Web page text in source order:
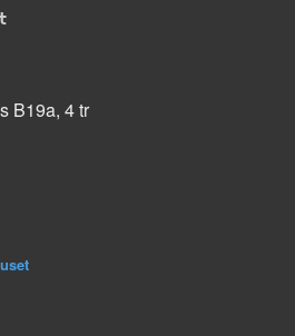
B19a, 4 tr